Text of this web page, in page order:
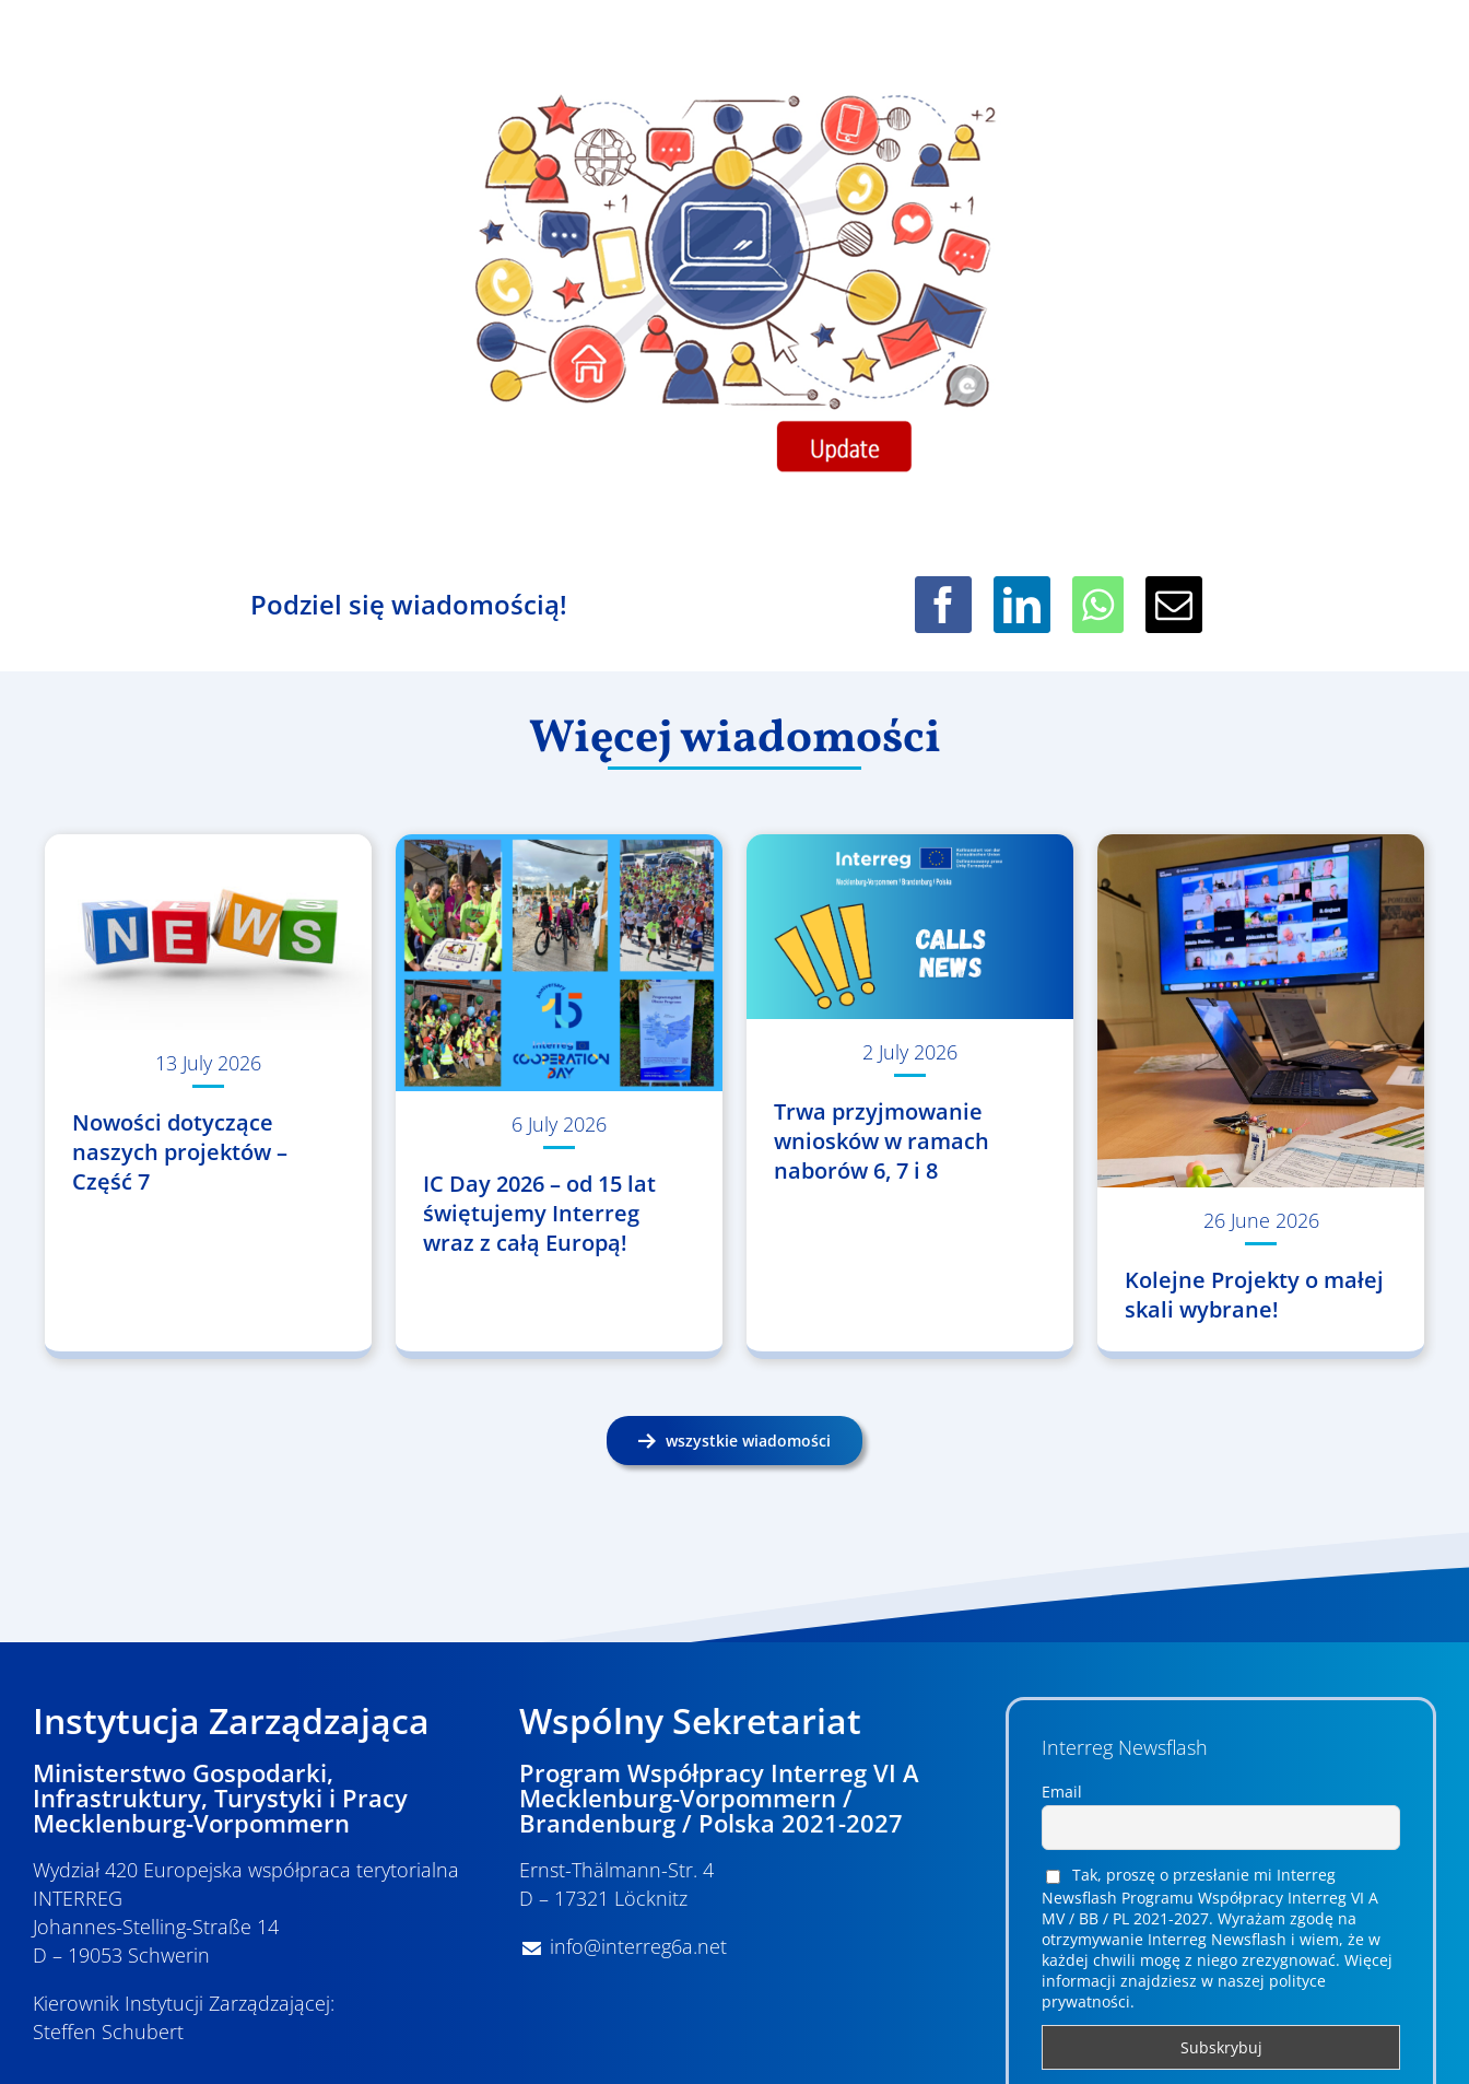
Podziel się wiadomością!
Więcej wiadomości
13 July 2026
Nowości dotyczące
naszych projektów –
Część 7
6 July 2026
IC Day 2026 – od 15 lat
świętujemy Interreg
wraz z całą Europą!
2 July 2026
Trwa przyjmowanie
wniosków w ramach
naborów 6, 7 i 8
26 June 2026
Kolejne Projekty o małej
skali wybrane!
wszystkie wiadomości
Instytucja Zarządzająca
Ministerstwo Gospodarki,
Infrastruktury, Turystyki i Pracy
Mecklenburg-Vorpommern
Wydział 420 Europejska współpraca terytorialna
INTERREG
Johannes-Stelling-Straße 14
D – 19053 Schwerin
Kierownik Instytucji Zarządzającej:
Steffen Schubert
Wspólny Sekretariat
Program Współpracy Interreg VI A
Mecklenburg-Vorpommern /
Brandenburg / Polska 2021-2027
Ernst-Thälmann-Str. 4
D – 17321 Löcknitz
info@interreg6a.net
Interreg Newsflash
Email
Tak, proszę o przesłanie mi Interreg
Newsflash Programu Współpracy Interreg VI A
MV / BB / PL 2021-2027. Wyrażam zgodę na
otrzymywanie Interreg Newsflash i wiem, że w
każdej chwili mogę z niego zrezygnować. ­­Więcej
informacji znajdziesz w naszej polityce
prywatności.